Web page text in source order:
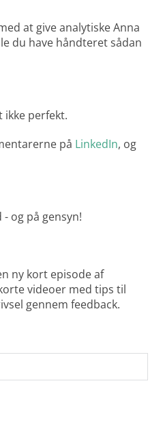
at give analytiske Anna
du have håndteret sådan
ikke perfekt.
på LinkedIn, og
og på gensyn!
ny kort episode af
videoer med tips til
gennem feedback.